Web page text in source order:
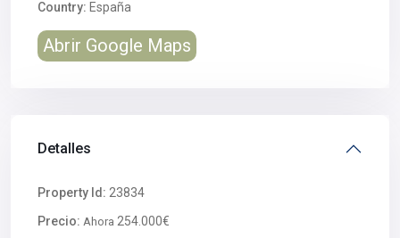
Country: España
Abrir Google Maps
Detalles
Property Id: 23834
Precio: Ahora 254.000€